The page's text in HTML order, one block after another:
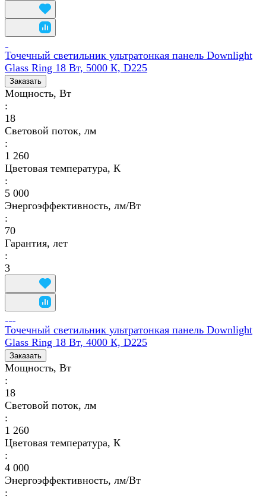
Точечный светильник ультратонкая панель Downlight
Glass Ring 18 Вт, 5000 К, D225
Заказать
Мощность, Вт
:
18
Световой поток, лм
:
1 260
Цветовая температура, К
:
5 000
Энергоэффективность, лм/Вт
:
70
Гарантия, лет
:
3
Точечный светильник ультратонкая панель Downlight
Glass Ring 18 Вт, 4000 К, D225
Заказать
Мощность, Вт
:
18
Световой поток, лм
:
1 260
Цветовая температура, К
:
4 000
Энергоэффективность, лм/Вт
: